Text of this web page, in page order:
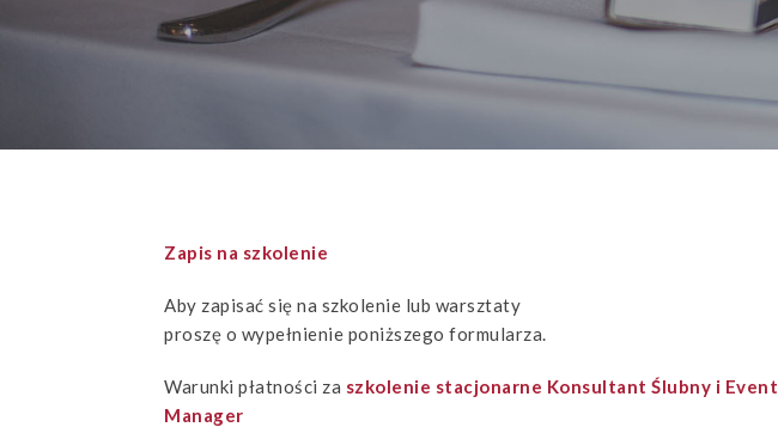
Zapis na szkolenie
Aby zapisać się na szkolenie lub warsztaty
proszę o wypełnienie poniższego formularza.
Warunki płatności za szkolenie stacjonarne Konsultant Ślubny i Event
Manager